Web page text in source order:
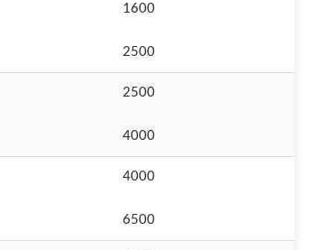
1600
2500
2500
4000
4000
6500